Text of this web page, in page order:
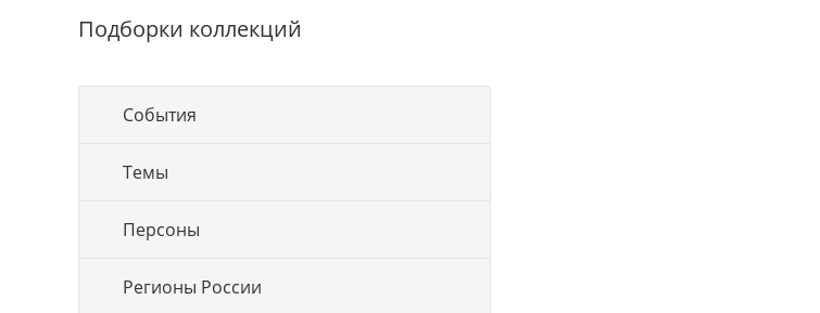
Подборки коллекций
События
Темы
Персоны
Регионы России